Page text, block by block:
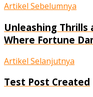
Artikel Sebelumnya
Unleashing Thrills
Where Fortune
Artikel Selanjutnya
Test Post Created